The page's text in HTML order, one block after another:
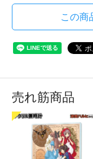
この商
売れ筋商品